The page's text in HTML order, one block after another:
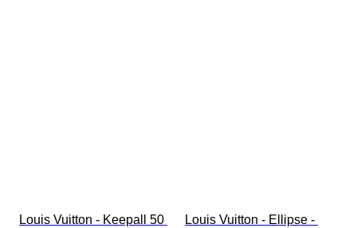
Louis Vuitton - Keepall 50
Louis Vuitton - Ellipse -